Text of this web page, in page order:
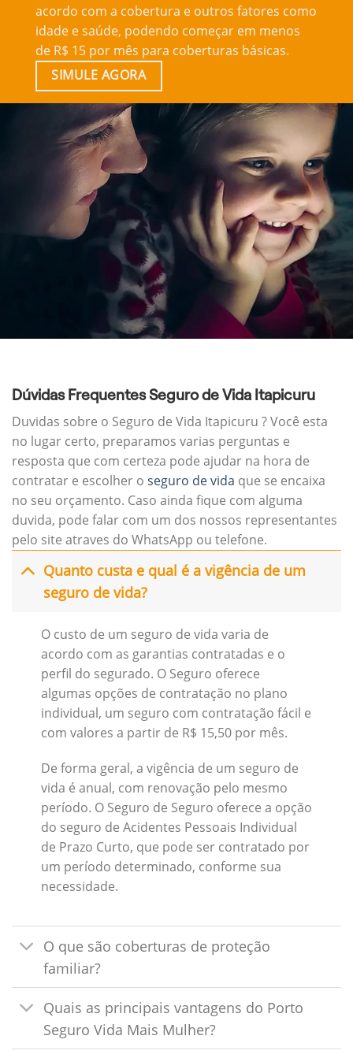
acordo com a cobertura e outros fatores como
idade e saúde, podendo começar em menos
de R$ 15 por mês para coberturas básicas.
SIMULE AGORA
Dúvidas Frequentes Seguro de Vida Itapicuru
Duvidas sobre o Seguro de Vida Itapicuru ? Você esta
no lugar certo, preparamos varias perguntas e
resposta que com certeza pode ajudar na hora de
contratar e escolher o seguro de vida que se encaixa
no seu orçamento. Caso ainda fique com alguma
duvida, pode falar com um dos nossos representantes
pelo site atraves do WhatsApp ou telefone.
Quanto custa e qual é a vigência de um
seguro de vida?
O custo de um seguro de vida varia de
acordo com as garantias contratadas e o
perfil do segurado. O Seguro oferece
algumas opções de contratação no plano
individual, um seguro com contratação fácil e
com valores a partir de R$ 15,50 por mês.
De forma geral, a vigência de um seguro de
vida é anual, com renovação pelo mesmo
período. O Seguro de Seguro oferece a opção
do seguro de Acidentes Pessoais Individual
de Prazo Curto, que pode ser contratado por
um período determinado, conforme sua
necessidade.
O que são coberturas de proteção
familiar?
Quais as principais vantagens do Porto
Seguro Vida Mais Mulher?